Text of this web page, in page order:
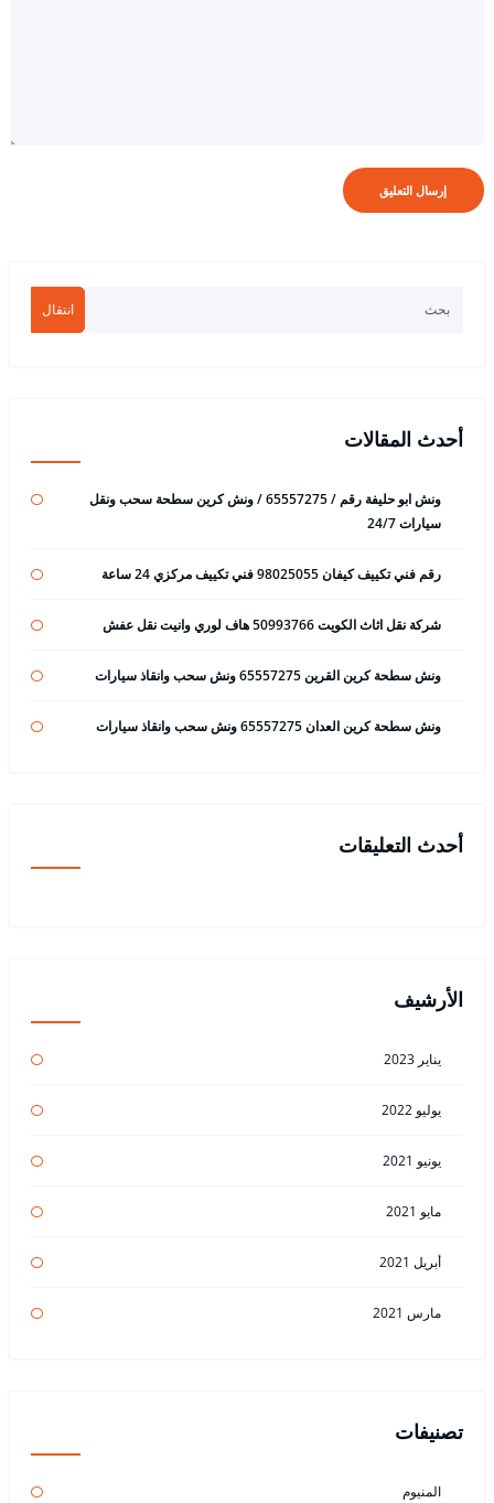
انتقال
أحدث المقالات
ونش ابو حليفة رقم / 65557275 / ونش كرين سطحة سحب ونقل
سيارات 24/7
رقم فني تكييف كيفان 98025055 فني تكييف مركزي 24 ساعة
شركة نقل اثاث الكويت 50993766 هاف لوري وانيت نقل عفش
ونش سطحة كرين القرين 65557275 ونش سحب وانقاذ سيارات
ونش سطحة كرين العدان 65557275 ونش سحب وانقاذ سيارات
أحدث التعليقات
الأرشيف
يناير 2023
يوليو 2022
يونيو 2021
مايو 2021
أبريل 2021
مارس 2021
تصنيفات
المنيوم